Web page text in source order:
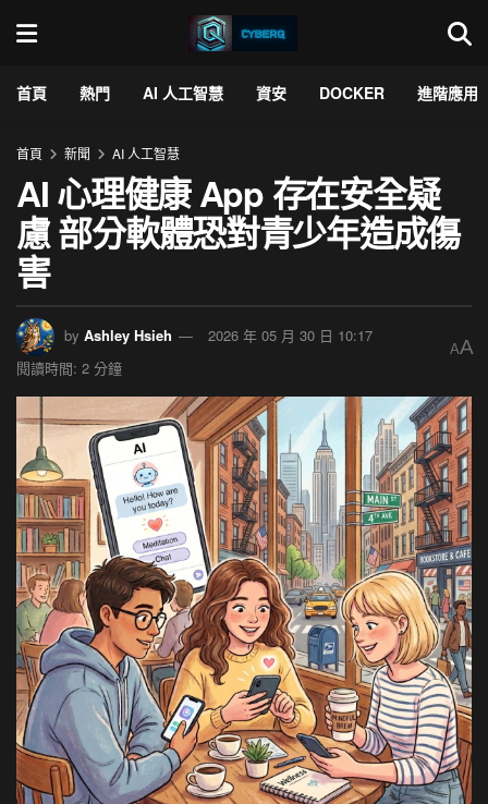
首頁 熱門 AI 人工智慧 資安 DOCKER 進階應用
首頁 新聞 AI 人工智慧
AI 心理健康 App 存在安全疑
慮 部分軟體恐對青少年造成傷
害
by Ashley Hsieh
2026 年 05 月 30 日 10:17
閱讀時間: 2 分鐘
AA